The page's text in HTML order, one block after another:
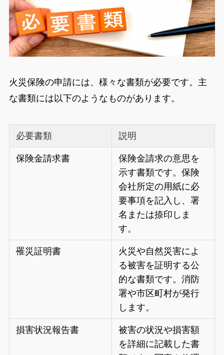
火災保険の申請には、様々な書類が必要です。主
な書類には以下のようなものがあります。
必要書類 説明
保険金請求書
保険金請求の意思を
示す書類です。保険
会社所定の用紙に必
要事項を記入し、署
名または捺印しま
す。
罹災証明書
火災や自然災害によ
る被害を証明する公
的な書類です。消防
署や市区町村が発行
します。
損害状況報告書
被害の状況や損害額
を詳細に記載した書